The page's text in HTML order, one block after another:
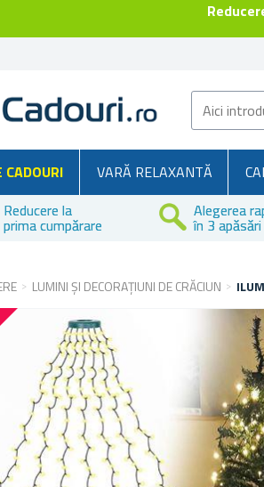
CADOURI VARĂ RELAXANTĂ
Reducere la
prima cumpărare
Alegerea
în 3
LUMINI ȘI DECORAȚIUNI DE CRĂCIUN